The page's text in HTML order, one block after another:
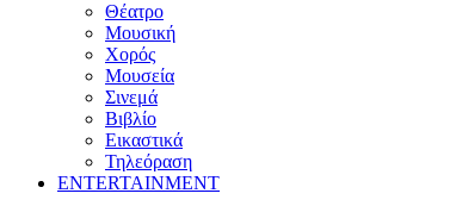
Θέατρο
Μουσική
Χορός
Μουσεία
Σινεμά
Βιβλίο
Εικαστικά
Τηλεόραση
ENTERTAINMENT